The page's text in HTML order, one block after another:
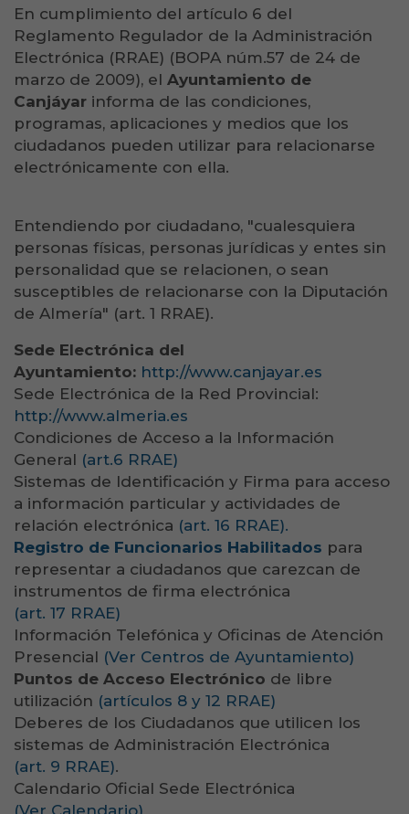
En cumplimiento del artículo 6 del
Reglamento Regulador de la Administración
Electrónica (RRAE) (BOPA núm.57 de 24 de
marzo de 2009), el Ayuntamiento de
Canjáyar informa de las condiciones,
programas, aplicaciones y medios que los
ciudadanos pueden utilizar para relacionarse
electrónicamente con ella.
Entendiendo por ciudadano, "cualesquiera
personas físicas, personas jurídicas y entes sin
personalidad que se relacionen, o sean
susceptibles de relacionarse con la Diputación
de Almería" (art. 1 RRAE).
Sede Electrónica del
Ayuntamiento: http://www.canjayar.es
Sede Electrónica de la Red Provincial:
http://www.almeria.es
Condiciones de Acceso a la Información
General (art.6 RRAE)
Sistemas de Identificación y Firma para acceso
a información particular y actividades de
relación electrónica (art. 16 RRAE).
Registro de Funcionarios Habilitados para
representar a ciudadanos que carezcan de
instrumentos de firma electrónica
(art. 17 RRAE)
Información Telefónica y Oficinas de Atención
Presencial (Ver Centros de Ayuntamiento)
Puntos de Acceso Electrónico de libre
utilización (artículos 8 y 12 RRAE)
Deberes de los Ciudadanos que utilicen los
sistemas de Administración Electrónica
(art. 9 RRAE).
Calendario Oficial Sede Electrónica
(Ver Calendario)